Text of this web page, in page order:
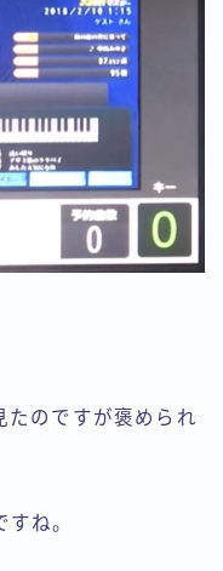
たのですが褒められ
ね。